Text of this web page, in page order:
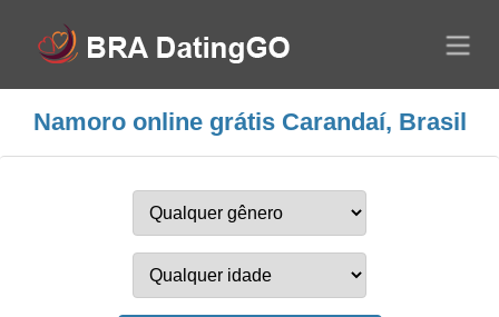
Namoro online grátis Carandaí, Brasil